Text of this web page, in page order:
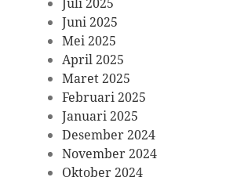
Juli 2025
Juni 2025
Mei 2025
April 2025
Maret 2025
Februari 2025
Januari 2025
Desember 2024
November 2024
Oktober 2024